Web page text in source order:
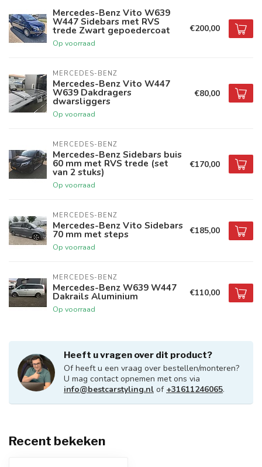
Mercedes-Benz Vito W639
W447 Sidebars met RVS
trede Zwart gepoedercoat
Op voorraad
€200,00
MERCEDES-BENZ
Mercedes-Benz Vito W447
W639 Dakdragers
dwarsliggers
Op voorraad
€80,00
MERCEDES-BENZ
Mercedes-Benz Sidebars buis
60 mm met RVS trede (set
van 2 stuks)
Op voorraad
€170,00
MERCEDES-BENZ
Mercedes-Benz Vito Sidebars
70 mm met steps
Op voorraad
€185,00
MERCEDES-BENZ
Mercedes-Benz W639 W447
Dakrails Aluminium
Op voorraad
€110,00
Heeft u vragen over dit product?
Of heeft u een vraag over bestellen/monteren?
U mag contact opnemen met ons via
info@bestcarstyling.nl of +31611246065.
Recent bekeken